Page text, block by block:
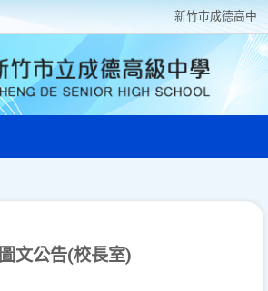
新竹巿成德高中
圖文公告(校長室)